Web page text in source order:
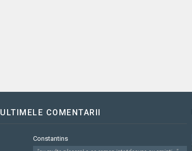
ULTIMELE COMENTARII
Constantins